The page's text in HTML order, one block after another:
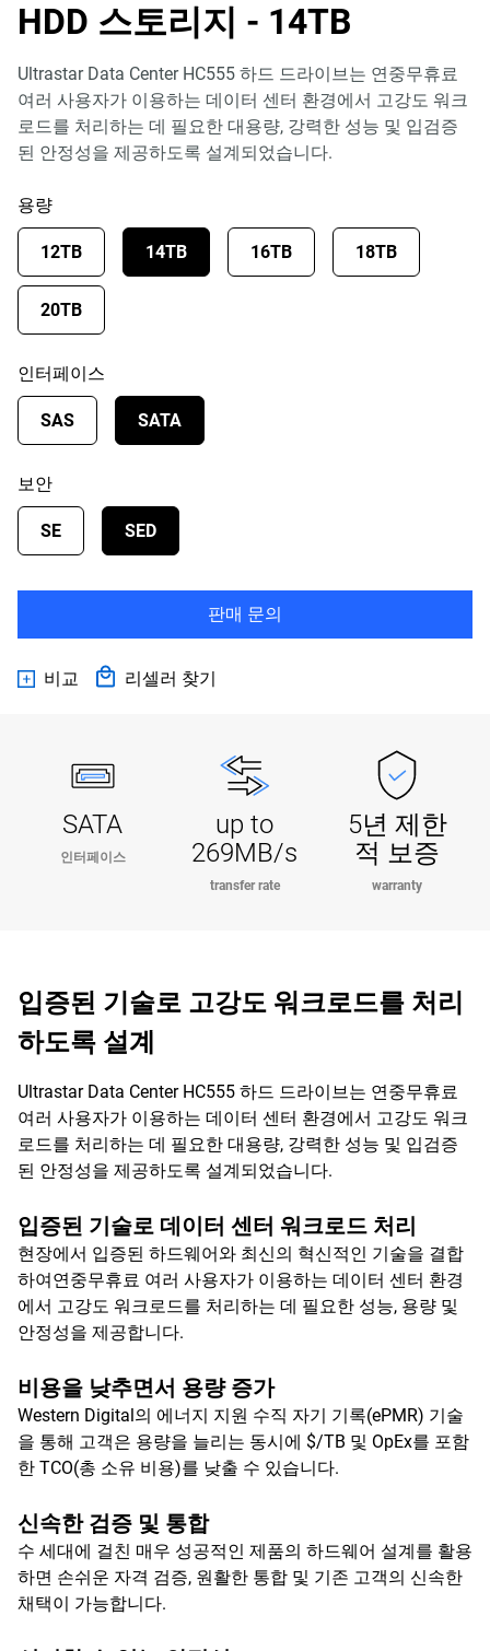
HDD 스토리지 - 14TB
Ultrastar Data Center HC555 하드 드라이브는 연중무휴료
여러 사용자가 이용하는 데이터 센터 환경에서 고강도 워크
로드를 처리하는 데 필요한 대용량, 강력한 성능 및 입검증
된 안정성을 제공하도록 설계되었습니다.
용량
12TB 14TB 16TB 18TB
20TB
인터페이스
SAS SATA
보안
SE SED
판매 문의
비교 리셀러 찾기
SATA
인터페이스
up to
269MB/s
transfer rate
5년 제한
적 보증
warranty
입증된 기술로 고강도 워크로드를 처리
하도록 설계
Ultrastar Data Center HC555 하드 드라이브는 연중무휴료
여러 사용자가 이용하는 데이터 센터 환경에서 고강도 워크
로드를 처리하는 데 필요한 대용량, 강력한 성능 및 입검증
된 안정성을 제공하도록 설계되었습니다.
입증된 기술로 데이터 센터 워크로드 처리
현장에서 입증된 하드웨어와 최신의 혁신적인 기술을 결합
하여연중무휴료 여러 사용자가 이용하는 데이터 센터 환경
에서 고강도 워크로드를 처리하는 데 필요한 성능, 용량 및
안정성을 제공합니다.
비용을 낮추면서 용량 증가
Western Digital의 에너지 지원 수직 자기 기록(ePMR) 기술
을 통해 고객은 용량을 늘리는 동시에 $/TB 및 OpEx를 포함
한 TCO(총 소유 비용)를 낮출 수 있습니다.
신속한 검증 및 통합
수 세대에 걸친 매우 성공적인 제품의 하드웨어 설계를 활용
하면 손쉬운 자격 검증, 원활한 통합 및 기존 고객의 신속한
채택이 가능합니다.